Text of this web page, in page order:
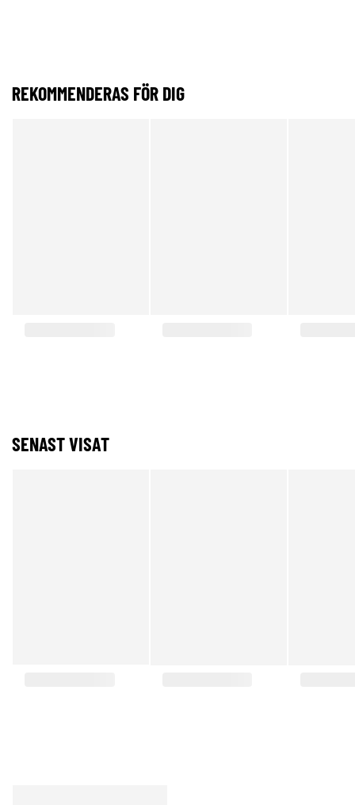
REKOMMENDERAS FÖR DIG
SENAST VISAT